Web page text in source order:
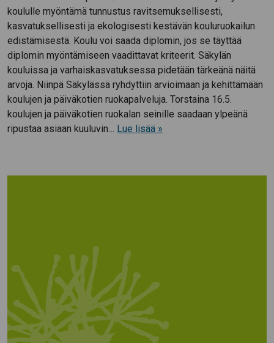
koululle myöntämä tunnustus ravitsemuksellisesti,
kasvatuksellisesti ja ekologisesti kestävän kouluruokailun
edistämisestä. Koulu voi saada diplomin, jos se täyttää
diplomin myöntämiseen vaadittavat kriteerit. Säkylän
kouluissa ja varhaiskasvatuksessa pidetään tärkeänä näitä
arvoja. Niinpä Säkylässä ryhdyttiin arvioimaan ja kehittämään
koulujen ja päiväkotien ruokapalveluja. Torstaina 16.5.
koulujen ja päiväkotien ruokalan seinille saadaan ylpeänä
ripustaa asiaan kuuluvin… Lue lisää »